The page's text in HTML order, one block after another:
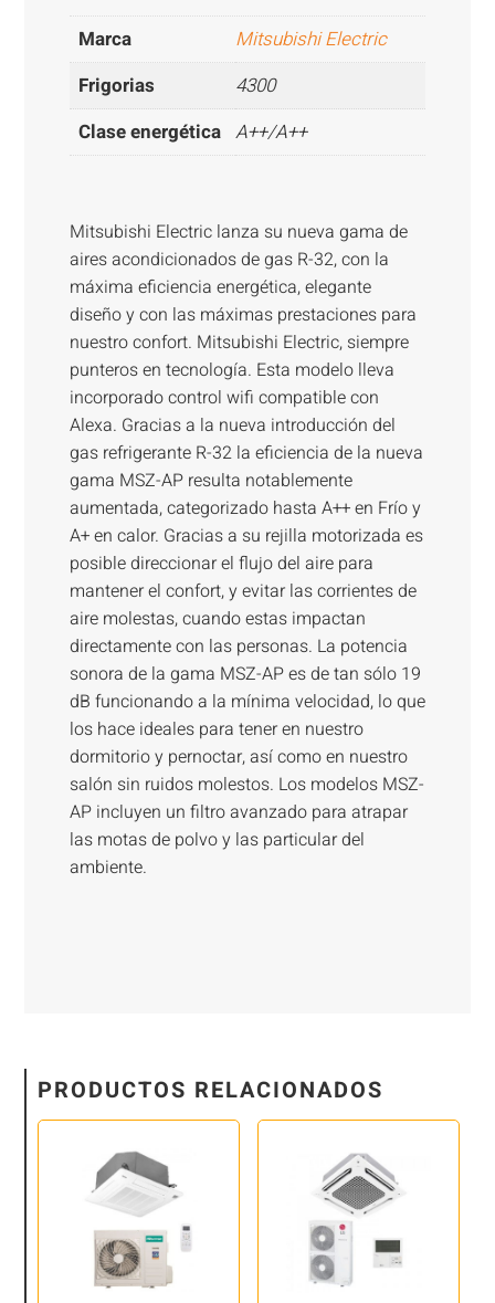
Marca
Mitsubishi Electric
Frigorias
4300
Clase energética A++/A++
Mitsubishi Electric lanza su nueva gama de
aires acondicionados de gas R-32, con la
máxima eficiencia energética, elegante
diseño y con las máximas prestaciones para
nuestro confort. Mitsubishi Electric, siempre
punteros en tecnología. Esta modelo lleva
incorporado control wifi compatible con
Alexa. Gracias a la nueva introducción del
gas refrigerante R-32 la eficiencia de la nueva
gama MSZ-AP resulta notablemente
aumentada, categorizado hasta A++ en Frío y
A+ en calor. Gracias a su rejilla motorizada es
posible direccionar el flujo del aire para
mantener el confort, y evitar las corrientes de
aire molestas, cuando estas impactan
directamente con las personas. La potencia
sonora de la gama MSZ-AP es de tan sólo 19
dB funcionando a la mínima velocidad, lo que
los hace ideales para tener en nuestro
dormitorio y pernoctar, así como en nuestro
salón sin ruidos molestos. Los modelos MSZ-
AP incluyen un filtro avanzado para atrapar
las motas de polvo y las particular del
ambiente.
PRODUCTOS RELACIONADOS